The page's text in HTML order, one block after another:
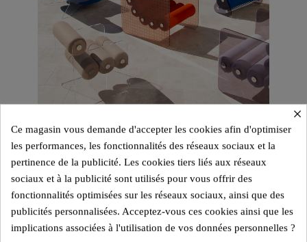
×
Ce magasin vous demande d'accepter les cookies afin d'optimiser
les performances, les fonctionnalités des réseaux sociaux et la
pertinence de la publicité. Les cookies tiers liés aux réseaux
sociaux et à la publicité sont utilisés pour vous offrir des
fonctionnalités optimisées sur les réseaux sociaux, ainsi que des
publicités personnalisées. Acceptez-vous ces cookies ainsi que les
implications associées à l'utilisation de vos données personnelles ?